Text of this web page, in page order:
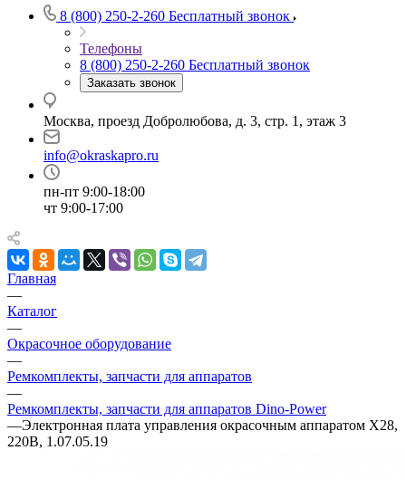
8 (800) 250-2-260 Бесплатный звонок
Телефоны
8 (800) 250-2-260 Бесплатный звонок
Заказать звонок
Москва, проезд Добролюбова, д. 3, стр. 1, этаж 3
info@okraskapro.ru
пн-пт 9:00-18:00
чт 9:00-17:00
Главная
—
Каталог
—
Окрасочное оборудование
—
Ремкомплекты, запчасти для аппаратов
—
Ремкомплекты, запчасти для аппаратов Dino-Power
—Электронная плата управления окрасочным аппаратом X28,
220В, 1.07.05.19